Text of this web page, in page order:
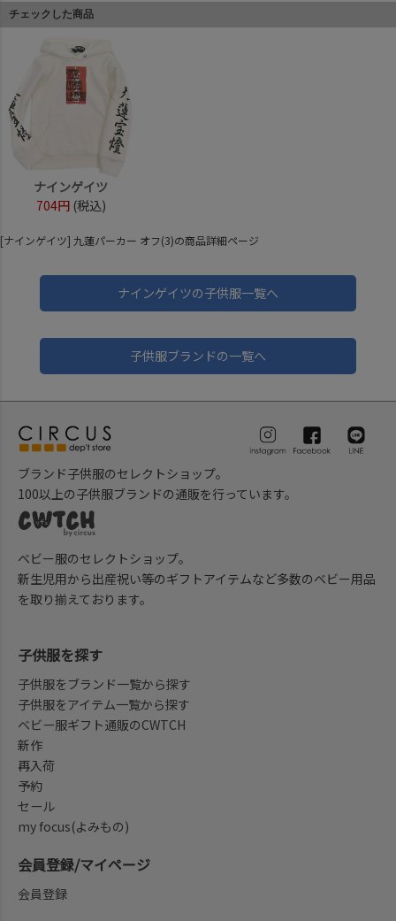
チェックした商品
ナインゲイツ
704円 (税込)
[ナインゲイツ] 九蓮パーカー オフ(3)の商品詳細ページ
ナインゲイツの子供服一覧へ
子供服ブランドの一覧へ
ブランド子供服のセレクトショップ。
100以上の子供服ブランドの通販を行っています。
ベビー服のセレクトショップ。
新生児用から出産祝い等のギフトアイテムなど多数のベビー用品
を取り揃えております。
子供服を探す
子供服をブランド一覧から探す
子供服をアイテム一覧から探す
ベビー服ギフト通販のCWTCH
新作
再入荷
予約
セール
my focus(よみもの)
会員登録/マイページ
会員登録